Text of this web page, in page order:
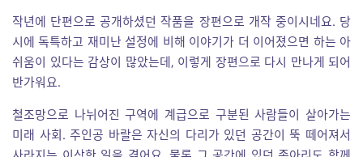
작년에 단편으로 공개하셨던 작품을 장편으로 개작 중이시네요. 당
시에 독특하고 재미난 설정에 비해 이야기가 더 이어졌으면 하는 아
쉬움이 있다는 감상이 많았는데, 이렇게 장편으로 다시 만나게 되어
반가워요.
철조망으로 나뉘어진 구역에 계급으로 구분된 사람들이 살아가는
미래 사회. 주인공 바랄은 자신의 다리가 있던 공간이 뚝 떼어져서